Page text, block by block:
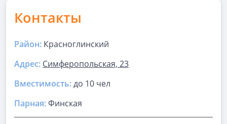
Контакты
Район: Красноглинский
Адрес: Симферопольская, 23
Вместимость:до 10 чел
Парная:Финская